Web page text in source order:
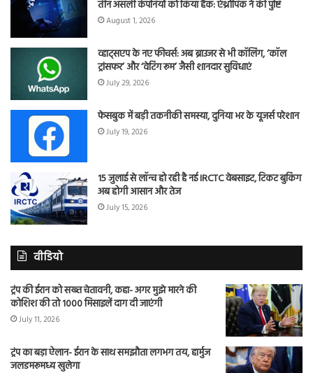
तीन असली कंपनियों को किया हैक: एंथ्रोपिक ने की पुष्टि
August 1, 2026
व्हाट्सएप के नए फीचर्स: अब ब्राउजर से भी कॉलिंग, ‘कॉल
ट्रांसफर’ और ‘वेटिंग रूम’ जैसी शानदार सुविधाएं
July 29, 2026
फेसबुक में बड़ी तकनीकी समस्या, दुनिया भर के यूजर्स परेशान
July 19, 2026
15 जुलाई से लॉन्च हो रही है नई IRCTC वेबसाइट, टिकट बुकिंग
अब होगी आसान और तेज
July 15, 2026
वीडियो
ट्रंप की ईरान को सख्त चेतावनी, कहा- अगर मुझे मारने की
कोशिश की तो 1000 मिसाइलें दाग दी जाएंगी
July 11, 2026
ट्रंप का बड़ा ऐलान- ईरान के साथ समझौता लगभग तय, हार्मुज
जलडमरूमध्य खुलेगा